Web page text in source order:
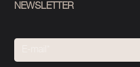
NEWSLETTER